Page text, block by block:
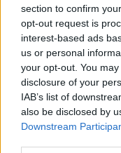
section to confirm
opt-out request is
interest-based ads
us or personal
your opt-out. You
disclosure of your
IAB’s list of
also be disclosed by
Downstream
Praėjęs
išrinktai
pavaduotojai
visai ne taip,
renginį
kryptelėjo
ūgiu.